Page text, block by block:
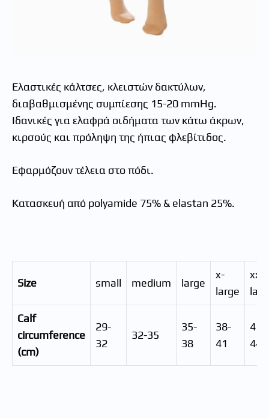
Ελαστικές κάλτσες, κλειστών δακτύλων,
διαβαθμισμένης συμπίεσης 15-20 mmHg.
Ιδανικές για ελαφρά οιδήματα των κάτω άκρων,
κιρσούς και πρόληψη της ήπιας φλεβίτιδος.
Εφαρμόζουν τέλεια στο πόδι.
Κατασκευή από polyamide 75% & elastan 25%.
Size small medium large
x-
large
xx-
Calf
circumference
(cm)
29-
32
32-35
35-
38
38-
41
41-
44